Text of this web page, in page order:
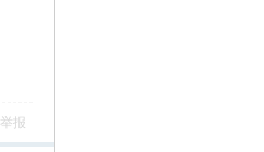
举报